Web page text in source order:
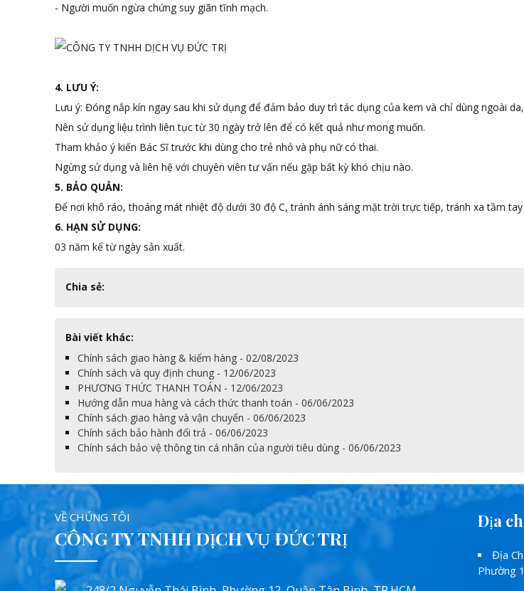
- Người muốn ngừa chứng suy giãn tĩnh mạch.
4. LƯU Ý:
Lưu ý: Đóng nắp kín ngay sau khi sử dụng để đảm bảo duy trì tác dụng của kem và chỉ dùng ngoài
Nên sử dụng liệu trình liên tục từ 30 ngày trở lên để có kết quả như mong muốn.
Tham khảo ý kiến Bác Sĩ trước khi dùng cho trẻ nhỏ và phụ nữ có thai.
Ngừng sử dụng và liên hệ với chuyên viên tư vấn nếu gặp bất kỳ khó chịu nào.
5. BẢO QUẢN:
Để nơi khô ráo, thoáng mát nhiệt độ dưới 30 độ C, tránh ánh sáng mặt trời trực tiếp, tránh xa tầm
6. HẠN SỬ DỤNG:
03 năm kể từ ngày sản xuất.
Chia sẻ:
Bài viết khác:
Chính sách giao hàng & kiểm hàng - 02/08/2023
Chính sách và quy định chung - 12/06/2023
PHƯƠNG THỨC THANH TOÁN - 12/06/2023
Hướng dẫn mua hàng và cách thức thanh toán - 06/06/2023
Chính sách giao hàng và vận chuyển - 06/06/2023
Chính sách bảo hành đổi trả - 06/06/2023
Chính sách bảo vệ thông tin cá nhân của người tiêu dùng - 06/06/2023
VỀ CHÚNG TÔI
CÔNG TY TNHH DỊCH VỤ ĐỨC TRỊ
Địa
Địa
Phường